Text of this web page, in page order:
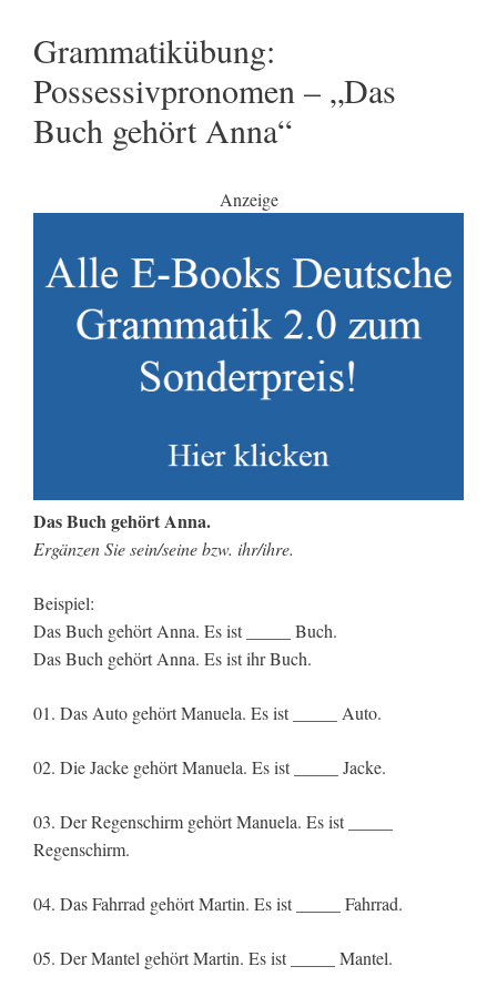
Grammatikübung:
Possessivpronomen – „Das
Buch gehört Anna“
Anzeige
Das Buch gehört Anna.
Ergänzen Sie sein/seine bzw. ihr/ihre.
Beispiel:
Das Buch gehört Anna. Es ist _____ Buch.
Das Buch gehört Anna. Es ist ihr Buch.
01. Das Auto gehört Manuela. Es ist _____ Auto.
02. Die Jacke gehört Manuela. Es ist _____ Jacke.
03. Der Regenschirm gehört Manuela. Es ist _____
Regenschirm.
04. Das Fahrrad gehört Martin. Es ist _____ Fahrrad.
05. Der Mantel gehört Martin. Es ist _____ Mantel.